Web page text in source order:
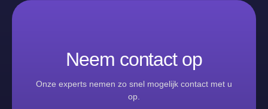
Neem contact op
Onze experts nemen zo snel mogelijk contact met u
op.